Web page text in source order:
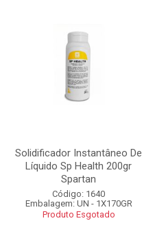
Solidificador Instantâneo De
Líquido Sp Health 200gr
Spartan
Código: 1640
Embalagem: UN - 1X170GR
Produto Esgotado